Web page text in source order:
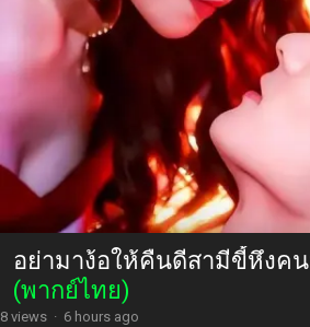
อย่ามาง้อให้คืนดีสามีขี้หึงคน
(พากย์ไทย)
8 views · 6 hours ago